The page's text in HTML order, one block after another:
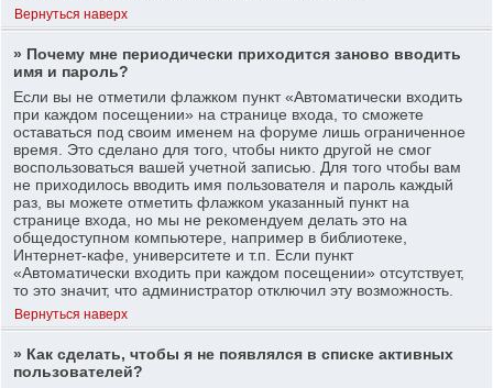
Вернуться наверх
» Почему мне периодически приходится заново вводить
имя и пароль?
Если вы не отметили флажком пункт «Автоматически входить
при каждом посещении» на странице входа, то сможете
оставаться под своим именем на форуме лишь ограниченное
время. Это сделано для того, чтобы никто другой не смог
воспользоваться вашей учетной записью. Для того чтобы вам
не приходилось вводить имя пользователя и пароль каждый
раз, вы можете отметить флажком указанный пункт на
странице входа, но мы не рекомендуем делать это на
общедоступном компьютере, например в библиотеке,
Интернет-кафе, университете и т.п. Если пункт
«Автоматически входить при каждом посещении» отсутствует,
то это значит, что администратор отключил эту возможность.
Вернуться наверх
» Как сделать, чтобы я не появлялся в списке активных
пользователей?